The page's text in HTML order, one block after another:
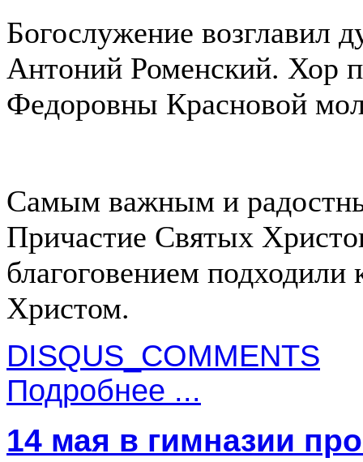
Богослужение возглавил
Антоний Роменский. Хор
Федоровны Красновой
Самым важным и
Причастие Святых
благоговением
Христом.
DISQUS_COMMENTS
Подробнее ...
14 мая в гимназии